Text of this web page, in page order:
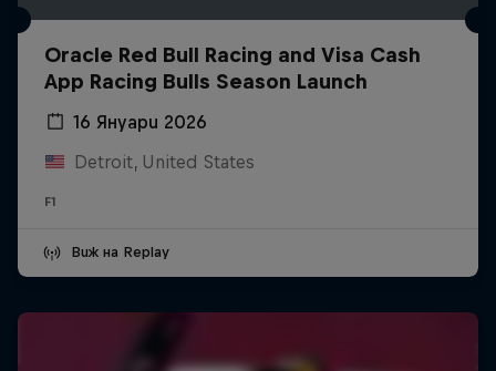
Oracle Red Bull Racing and Visa Cash
App Racing Bulls Season Launch
16 Януари 2026
Detroit, United States
F1
Виж на Replay